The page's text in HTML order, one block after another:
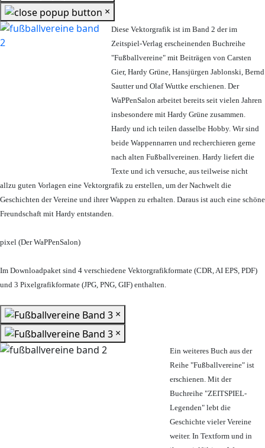
×
Diese Vektorgrafik ist im Band 2 der im
Zeitspiel-Verlag erscheinenden Buchreihe
"Fußballvereine" mit Beiträgen von Carsten
Gier, Hardy Grüne, Hansjürgen Jablonski, Bernd
Sautter und Olaf Wuttke erschienen. Der
WaPPenSalon arbeitet bereits seit vielen Jahren
insbesondere mit Hardy Grüne zusammen.
Hardy und ich teilen dasselbe Hobby. Wir sind
beide Wappennarren und recherchieren gerne
nach alten Fußballvereinen. Hardy liefert die
Texte und ich versuche, aus teilweise nicht
allzu guten Vorlagen eine Vektorgrafik zu erstellen, um der Nachwelt die
Geschichten der Vereine und ihrer Wappen zu erhalten. Daraus ist auch eine schöne
Freundschaft mit Hardy entstanden.
pixel (Der WaPPenSalon)
Im Downloadpaket sind 4 verschiedene Vektorgrafikformate (CDR, AI EPS, PDF)
und 3 Pixelgrafikformate (JPG, PNG, GIF) enthalten.
×
×
Ein weiteres Buch aus der
Reihe "Fußballvereine" ist
erschienen. Mit der
Buchreihe "ZEITSPIEL-
Legenden" lebt die
Geschichte vieler Vereine
weiter. In Textform und in